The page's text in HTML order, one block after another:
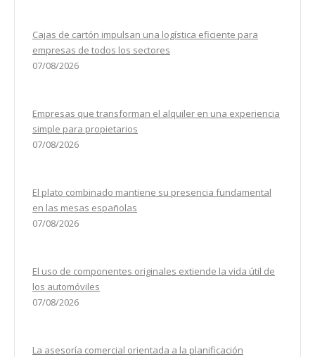
Cajas de cartón impulsan una logística eficiente para
empresas de todos los sectores
07/08/2026
Empresas que transforman el alquiler en una experiencia
simple para propietarios
07/08/2026
El plato combinado mantiene su presencia fundamental
en las mesas españolas
07/08/2026
El uso de componentes originales extiende la vida útil de
los automóviles
07/08/2026
La asesoría comercial orientada a la planificación